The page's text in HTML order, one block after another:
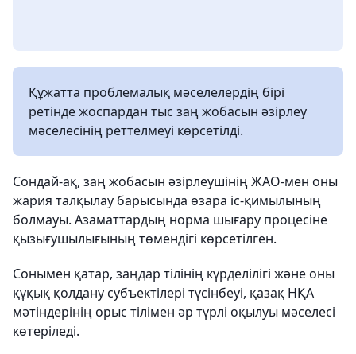
Құжатта проблемалық мәселелердің бірі
ретінде жоспардан тыс заң жобасын әзірлеу
мәселесінің реттелмеуі көрсетілді.
Сондай-ақ, заң жобасын әзірлеушінің ЖАО-мен оны
жария талқылау барысында өзара іс-қимылының
болмауы. Азаматтардың норма шығару процесіне
қызығушылығының төмендігі көрсетілген.
Сонымен қатар, заңдар тілінің күрделілігі және оны
құқық қолдану субъектілері түсінбеуі, қазақ НҚА
мәтіндерінің орыс тілімен әр түрлі оқылуы мәселесі
көтеріледі.